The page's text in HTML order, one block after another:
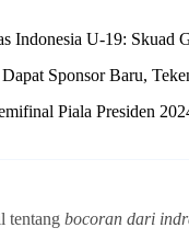
Indonesia U-19: Skuad
Sponsor Baru,
Piala Presiden
tentang bocoran dari